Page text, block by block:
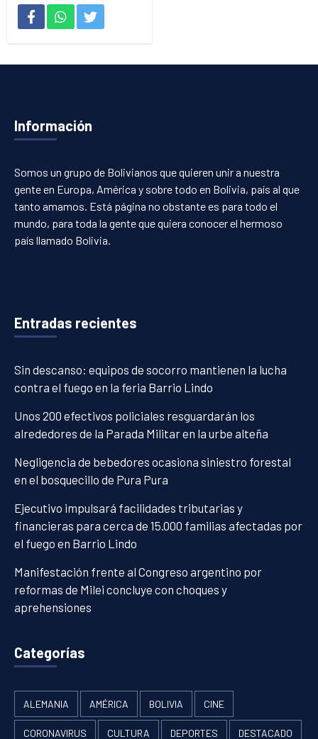
Información
Somos un grupo de Bolivianos que quieren unir a nuestra
gente en Europa, América y sobre todo en Bolivia, país al que
tanto amamos. Está página no obstante es para todo el
mundo, para toda la gente que quiera conocer el hermoso
país llamado Bolivia.
Entradas recientes
Sin descanso: equipos de socorro mantienen la lucha
contra el fuego en la feria Barrio Lindo
Unos 200 efectivos policiales resguardarán los
alrededores de la Parada Militar en la urbe alteña
Negligencia de bebedores ocasiona siniestro forestal
en el bosquecillo de Pura Pura
Ejecutivo impulsará facilidades tributarias y
financieras para cerca de 15.000 familias afectadas por
el fuego en Barrio Lindo
Manifestación frente al Congreso argentino por
reformas de Milei concluye con choques y
aprehensiones
Categorías
ALEMANIA AMÉRICA BOLIVIA CINE
CORONAVIRUS CULTURA DEPORTES DESTACADO